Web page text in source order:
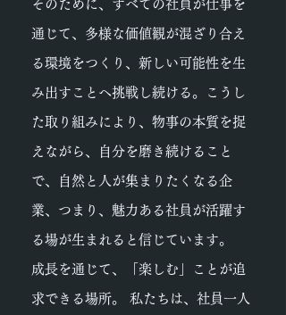
そのために、すべての社員が仕事を
通じて、多様な価値観が混ざり合え
る環境をつくり、新しい可能性を生
み出すことへ挑戦し続ける。こうし
た取り組みにより、物事の本質を捉
えながら、自分を磨き続けること
で、自然と人が集まりたくなる企
業、つまり、魅力ある社員が活躍す
る場が生まれると信じています。
成長を通じて、「楽しむ」ことが追
求できる場所。 私たちは、社員一人